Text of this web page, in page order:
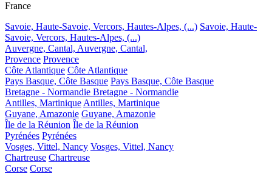
France
Savoie, Haute-Savoie, Vercors, Hautes-Alpes, (...) Savoie, Haute-
Savoie, Vercors, Hautes-Alpes, (...)
Auvergne, Cantal, Auvergne, Cantal,
Provence Provence
Côte Atlantique Côte Atlantique
Pays Basque, Côte Basque Pays Basque, Côte Basque
Bretagne - Normandie Bretagne - Normandie
Antilles, MartiniqueAntilles, Martinique
Guyane, Amazonie Guyane, Amazonie
Île de la Réunion Île de la Réunion
Pyrénées Pyrénées
Vosges, Vittel, Nancy Vosges, Vittel, Nancy
Chartreuse Chartreuse
Corse Corse